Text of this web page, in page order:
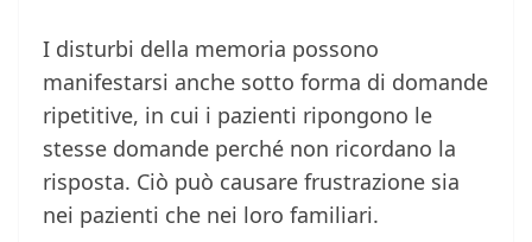
I disturbi della memoria possono
manifestarsi anche sotto forma di domande
ripetitive, in cui i pazienti ripongono le
stesse domande perché non ricordano la
risposta. Ciò può causare frustrazione sia
nei pazienti che nei loro familiari.